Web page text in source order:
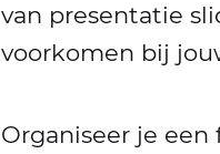
van presentatie
voorkomen bij
Organiseer je